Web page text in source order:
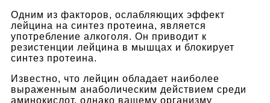
Одним из факторов, ослабляющих эффект
лейцина на синтез протеина, является
употребление алкоголя. Он приводит к
резистенции лейцина в мышцах и блокирует
синтез протеина.
Известно, что лейцин обладает наиболее
выраженным анаболическим действием среди
аминокислот, однако вашему организму